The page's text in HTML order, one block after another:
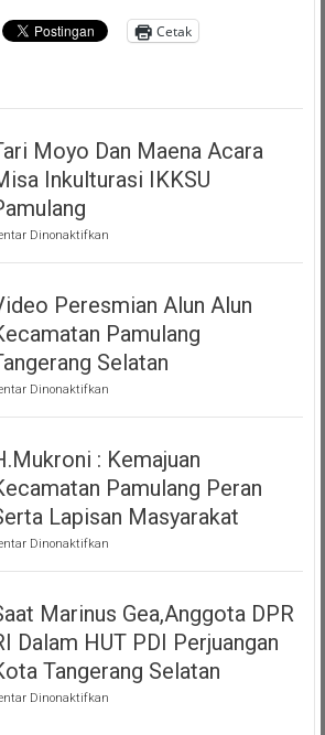
Cetak
Moyo Dan Maena Acara
Inkulturasi IKKSU
Dinonaktifkanpada
Moyo
Maena
Misa
Inkulturasi
IKKSU
Pamulang
Peresmian Alun Alun
Pamulang
Selatan
Dinonaktifkanpada
Peresmian
Alun
Kecamatan
Pamulang
Tangerang
Selatan
: Kemajuan
Pamulang Peran
Lapisan Masyarakat
Dinonaktifkanpada
:
Kecamatan
Pamulang
Peran
Lapisan
Masyarakat
Marinus Gea,Anggota DPR
Dalam HUT PDI Perjuangan
Tangerang Selatan
Dinonaktifkanpada